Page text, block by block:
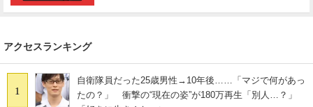
アクセスランキング
1
自衛隊員だった25歳男性→10年後……「マジで何があっ
たの？」 衝撃の“現在の姿”が180万再生「別人…？」